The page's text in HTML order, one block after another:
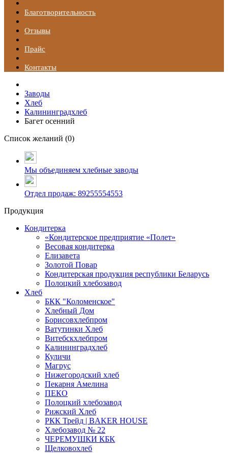
Благотворительность
Отзывы
Прайс
Контакты
Заводы
Хлеб
Калининградхлеб
Багет осенний
Список желаний (0)
Мы объединяем хлебные заводы
Отдел продаж: 89255554553
Продукция
Кондитерка
«Кондитерское предприятие «Полет»
Весовая кондитерка
Елизавета
Золотой Повар
Кондитерская продукция республики Беларусь
Полоцкий хлебозавод
Хлеб
БКК "Коломенское"
Хлебный Дом
Борисовхлебпром
Ватутинки Хлеб
Витебскхлебпром
Калининградхлеб
Куличи
Магрус
Нижегородский хлеб
Пекарня Амелина
ПЕКО
Полоцкий хлебозавод
Рижский Хлеб
РКК Трейд | BAKER HOUSE
Хлебозавод № 22
ЧЕРЕМУШКИ КБК
Щелковохлеб